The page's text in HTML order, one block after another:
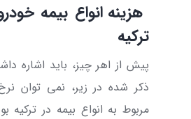
هزینه انواع بیمه
ترکیه
پیش از اهر چیز، باید اشاره
ذکر شده در زیر، نمی توان
مربوط به انواع بیمه در ترکیه